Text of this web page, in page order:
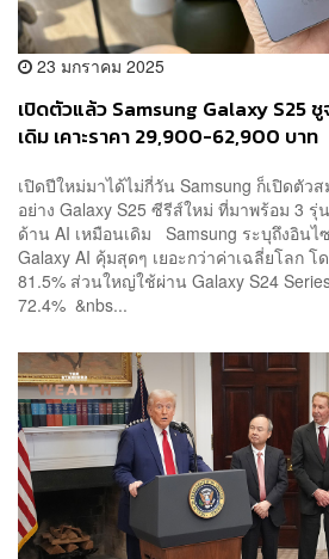
23 มกราคม 2025
เปิดตัวแล้ว Samsung Galaxy S25 ชู
เดิม เคาะราคา 29,900-62,900 บาท
เปิดปีใหม่มาได้ไม่กี่วัน Samsung ก็เปิดตัว
อย่าง Galaxy S25 ซีรีส์ใหม่ ที่มาพร้อม 3
ด้าน AI เหมือนเดิม Samsung ระบุถึงอินไ
Galaxy AI คุ้มสุดๆ เยอะกว่าค่าเฉลี่ยโลก
81.5% ส่วนใหญ่ใช้ผ่าน Galaxy S24
72.4% &nbs...